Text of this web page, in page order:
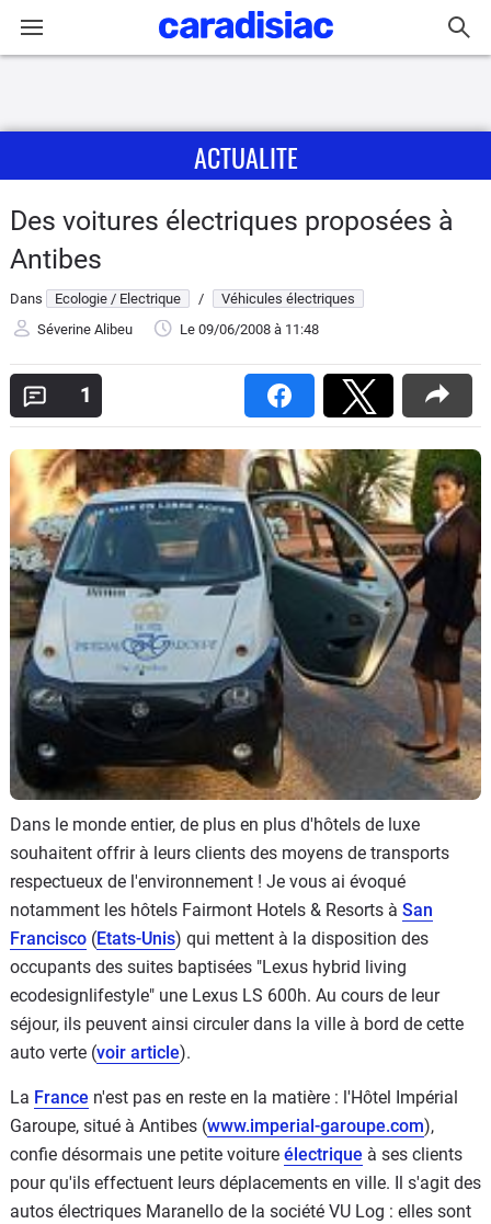
Actu
Essais
Guide
Electriques
Utilitaires
Flottes
Auto
Services
Forum
Moto
Marques
ACTUALITE
Des voitures électriques proposées à
Antibes
Dans Ecologie / Electrique /
Véhicules électriques
Séverine Alibeu
Le 09/06/2008 à 11:48
1
Dans le monde entier, de plus en plus d'hôtels de luxe
souhaitent offrir à leurs clients des moyens de transports
respectueux de l'environnement ! Je vous ai évoqué
notamment les hôtels Fairmont Hotels & Resorts à San
Francisco (Etats-Unis) qui mettent à la disposition des
occupants des suites baptisées "Lexus hybrid living
ecodesignlifestyle" une Lexus LS 600h. Au cours de leur
séjour, ils peuvent ainsi circuler dans la ville à bord de cette
auto verte (voir article).
La France n'est pas en reste en la matière : l'Hôtel Impérial
Garoupe, situé à Antibes (www.imperial-garoupe.com),
confie désormais une petite voiture électrique à ses clients
pour qu'ils effectuent leurs déplacements en ville. Il s'agit des
autos électriques Maranello de la société VU Log : elles sont